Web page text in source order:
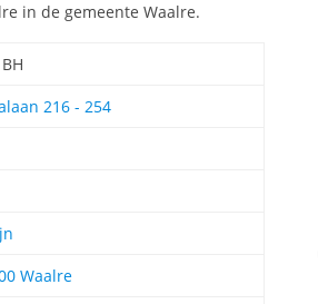
in de gemeente Waalre.
216 - 254
Waalre